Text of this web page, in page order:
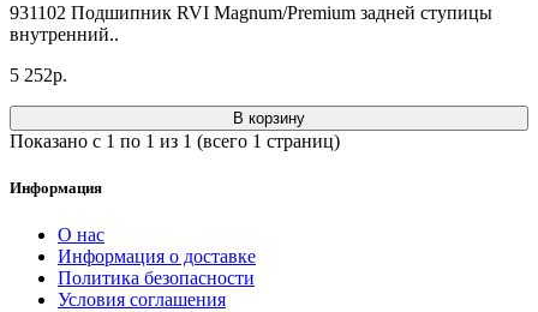
931102 Подшипник RVI Magnum/Premium задней ступицы
внутренний..
5 252р.
В корзину
Показано с 1 по 1 из 1 (всего 1 страниц)
Информация
О нас
Информация о доставке
Политика безопасности
Условия соглашения